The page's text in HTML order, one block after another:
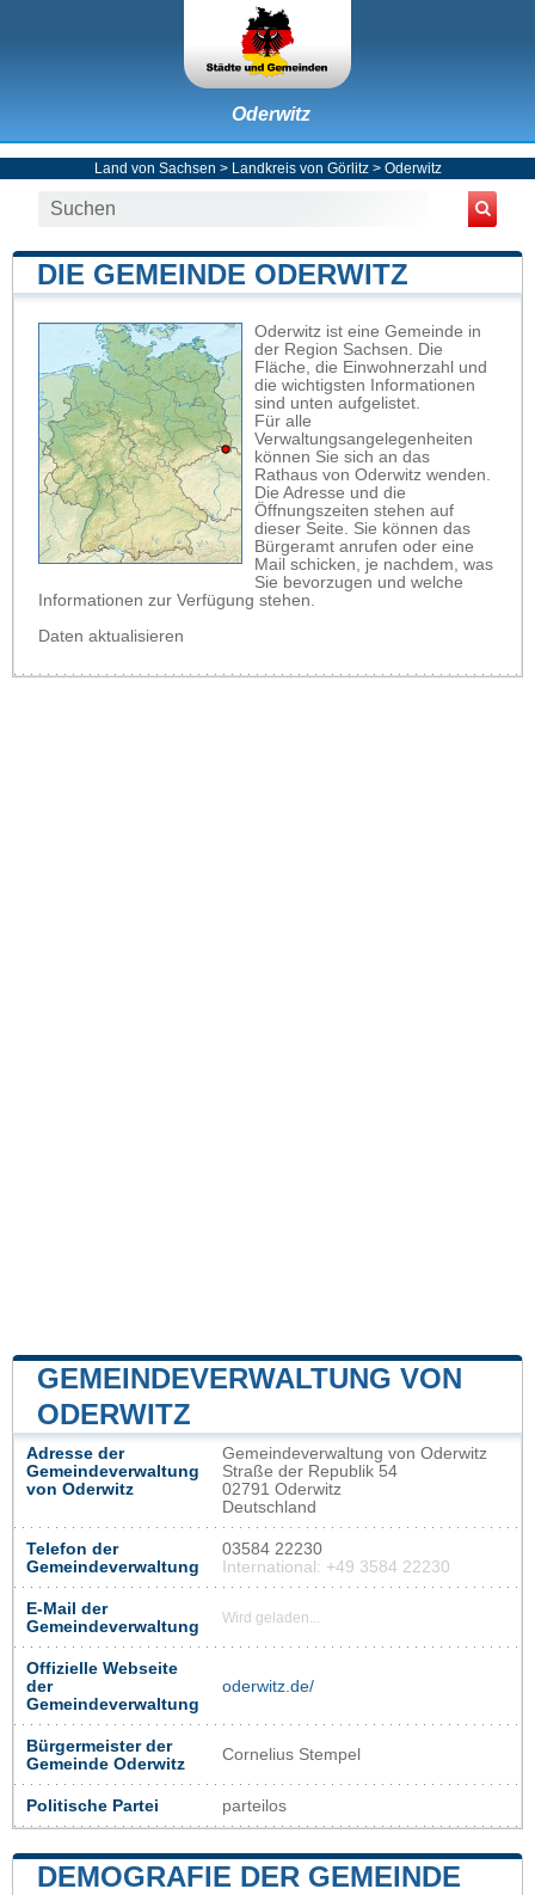
Oderwitz
Land von Sachsen > Landkreis von Görlitz> Oderwitz
DIE GEMEINDE ODERWITZ
Oderwitz ist eine Gemeinde in
der Region Sachsen. Die
Fläche, die Einwohnerzahl und
die wichtigsten Informationen
sind unten aufgelistet.
Für alle
Verwaltungsangelegenheiten
können Sie sich an das
Rathaus von Oderwitz wenden.
Die Adresse und die
Öffnungszeiten stehen auf
dieser Seite. Sie können das
Bürgeramt anrufen oder eine
Mail schicken, je nachdem, was
Sie bevorzugen und welche
Informationen zur Verfügung stehen.
Daten aktualisieren
GEMEINDEVERWALTUNG VON
ODERWITZ
Adresse der
Gemeindeverwaltung
von Oderwitz
Gemeindeverwaltung von Oderwitz
Straße der Republik 54
02791 Oderwitz
Deutschland
Telefon der
Gemeindeverwaltung
03584 22230
International: +49 3584 22230
E-Mail der
Gemeindeverwaltung
Wird geladen...
Offizielle Webseite
der
Gemeindeverwaltung
oderwitz.de/
Bürgermeister der
Gemeinde Oderwitz
Cornelius Stempel
Politische Partei parteilos
DEMOGRAFIE DER GEMEINDE